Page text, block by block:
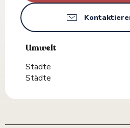
Umwelt
Umwelt
Städte
Städte